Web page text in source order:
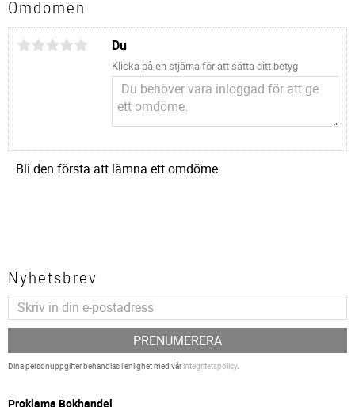
Omdömen
Du
Klicka på en stjärna för att sätta ditt betyg
Bli den första att lämna ett omdöme.
Nyhetsbrev
PRENUMERERA
Dina personuppgifter behandlas i enlighet med vårintegritetspolicy.
Proklama Bokhandel